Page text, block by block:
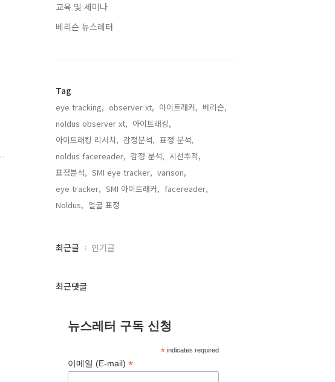
교육 및 세미나
베리슨 뉴스레터
Tag
eye tracking, observer xt, 아이트래커, 베리슨,
noldus observer xt, 아이트래킹,
아이트래킹 리서치, 감정분석, 표정 분석,
noldus facereader, 감정 분석, 시선추적,
표정분석, SMI eye tracker, varison,
eye tracker, SMI 아이트래커, facereader,
Noldus, 얼굴 표정,
최
과
최근글 인기글
최근댓글
뉴스레터 구독 신청
*indicates required
이메일 (E-mail) *